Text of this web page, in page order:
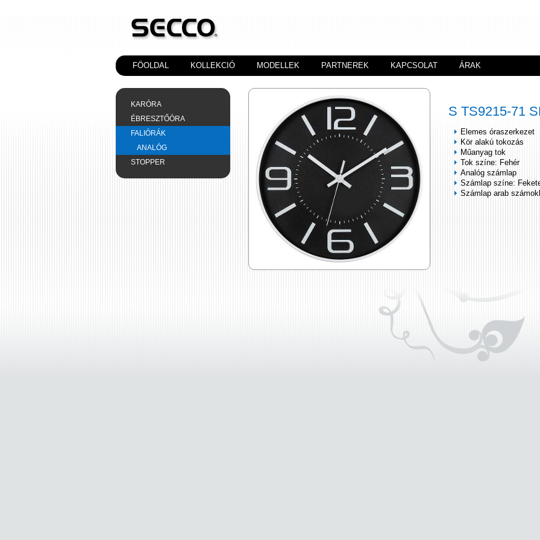
FÖOLDAL KOLLEKCIÓ MODELLEK PARTNEREK KAPCSOLAT ÁRAK
KARÓRA
ÉBRESZTŐÓRA
FALIÓRÁK
ANALÓG
STOPPER
S TS9215-71
Elemes óraszerkezet
Kör alakú tokozás
Műanyag tok
Tok színe: Fehér
Analóg számlap
Számlap színe:
Számlap arab